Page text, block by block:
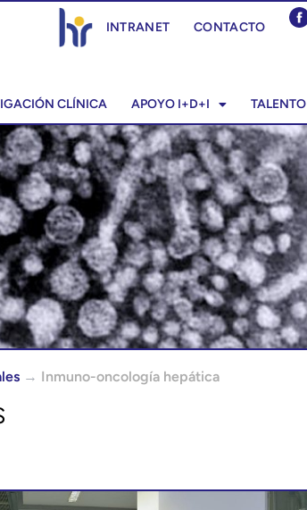
INTRANET CONTACTO
CLÍNICA APOYO I+D+I TALENTO
→ Inmuno-oncología hepática